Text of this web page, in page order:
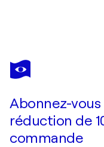
MARIT OTTO
Fly Me To The Moon
Abonnez-
réduction de
commande